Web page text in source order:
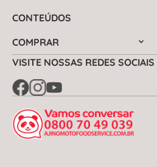
CONTEÚDOS
COMPRAR
VISITE NOSSAS REDES SOCIAIS